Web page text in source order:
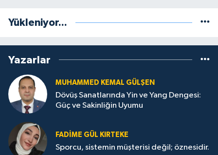
Yükleniyor...
Yazarlar
MUHAMMED KEMAL GÜLŞEN
Dövüş Sanatlarında Yin ve Yang Dengesi:
Güç ve Sakinliğin Uyumu
FADIME GÜL KIRTEKE
Sporcu, sistemin müşterisi değil; öznesidir.